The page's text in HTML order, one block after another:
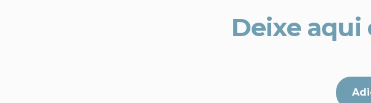
Deixe